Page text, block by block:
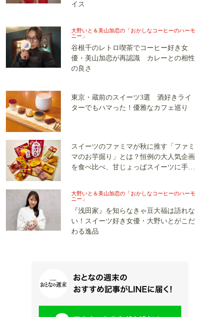
イス
大野いと＆美山加恋の「おかしなコーヒーのハーモ
ニー」
谷根千のレトロ喫茶でコーヒー好き女
優・美山加恋が再認識 カレーとの相性
の良さ
東京・蔵前のスイーツ3選 酒好きライ
ターでもハマった！優雅なカフェ巡り
スイーツのファミマが秋に推す「ファミ
マのお芋掘り」とは？恒例の大人気企画
を食べ比べ、甘じょっぱスイーツに手が
大野いと＆美山加恋の「おかしなコーヒーのハーモ
ニー」
『浅田家』を知らなきゃ豆大福は語れな
い！スイーツ好き女優・大野いとがこだ
わる逸品